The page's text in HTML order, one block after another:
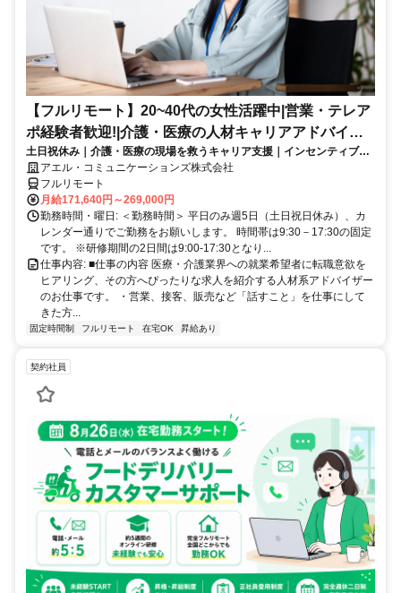
【フルリモート】20~40代の女性活躍中|営業・テレア
ポ経験者歓迎!|介護・医療の人材キャリアアドバイザ
ー
土日祝休み｜介護・医療の現場を救うキャリア支援｜インセンティブあ
り｜業界未経験からプロのアドバイザーへ
アエル・コミュニケーションズ株式会社
フルリモート
月給171,640円～269,000円
勤務時間・曜日: ＜勤務時間＞ 平日のみ週5日（土日祝日休み）、カ
レンダー通りでご勤務をお願いします。 時間帯は9:30－17:30の固定
です。 ※研修期間の2日間は9:00-17:30となり...
仕事内容: ■仕事の内容 医療・介護業界への就業希望者に転職意欲を
ヒアリング、その方へぴったりな求人を紹介する人材系アドバイザー
のお仕事です。 ・営業、接客、販売など「話すこと」を仕事にして
きた方...
固定時間制 フルリモート 在宅OK 昇給あり
契約社員